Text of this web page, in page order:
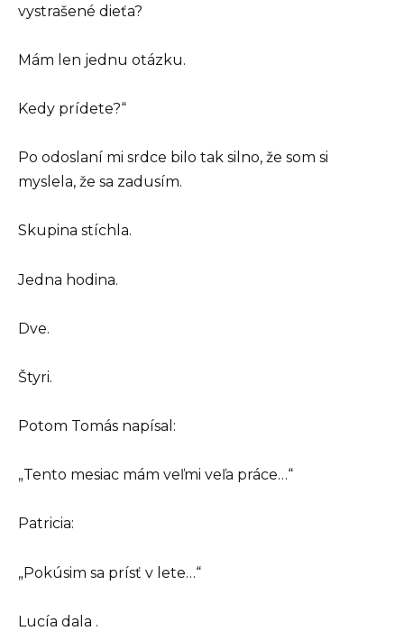
vystrašené dieťa?
Mám len jednu otázku.
Kedy prídete?“
Po odoslaní mi srdce bilo tak silno, že som si
myslela, že sa zadusím.
Skupina stíchla.
Jedna hodina.
Dve.
Štyri.
Potom Tomás napísal:
„Tento mesiac mám veľmi veľa práce…“
Patricia:
„Pokúsim sa prísť v lete…“
Lucía dala .